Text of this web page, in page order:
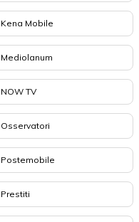
Kena Mobile
Mediolanum
NOW TV
Osservatori
Postemobile
Prestiti